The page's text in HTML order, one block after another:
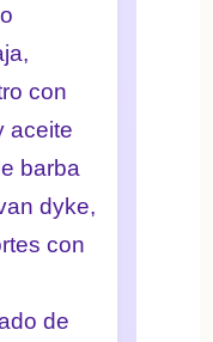
con
aceite
barba
dyke,
con
de